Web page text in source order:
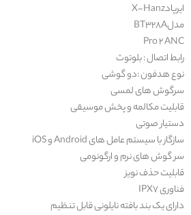
ایرپادX-Hanz
مدلBT328A
Pro 2 ANC
رابط اتصال : بلوتوث
نوع هدفون :دو گوشی
سرگوش های لمسی
قابلیت مکالمه و پخش موسیقی
دستیار صوتی
سازگار با سیستم عامل های Android و iOS
سر گوش های نرم و ارگونومی
قابلیت حذف نویز
فناوری IPX7
دارای یک بند بافته نایلونی قابل تنظیم